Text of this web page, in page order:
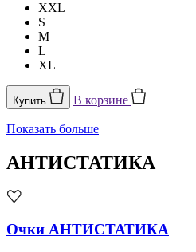
XXL
S
M
L
XL
Купить В корзине
Показать больше
АНТИСТАТИКА
Очки АНТИСТАТИКА